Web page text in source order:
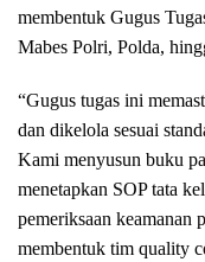
membentuk Gugus
Mabes Polri, Polda,
“Gugus tugas ini
dan dikelola sesuai
Kami menyusun buku
menetapkan SOP tata
pemeriksaan keamanan
membentuk tim quality